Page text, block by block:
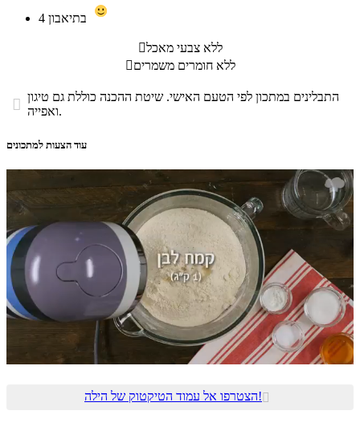
4
ללא צבעי מאכל
ללא חומרים משמרים
 התבלינים במתכון לפי הטעם האישי. שיטת ההכנה כוללת גם טיגון
ואפייה.
עוד הצעות למתכונים
הצטרפו אל עמוד הטיקטוק של הילה!